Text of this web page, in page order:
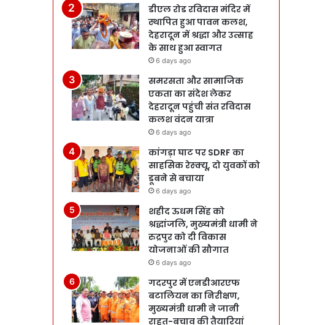
डीएल रोड रविदास मंदिर में
स्थापित हुआ पावन कलश,
देहरादून में श्रद्धा और उत्साह
के साथ हुआ स्वागत
6 days ago
समरसता और सामाजिक
एकता का संदेश लेकर
देहरादून पहुंची संत रविदास
कलश वंदन यात्रा
6 days ago
कांगड़ा घाट पर SDRF का
साहसिक रेस्क्यू, दो युवकों को
डूबने से बचाया
6 days ago
शहीद ऊधम सिंह को
श्रद्धांजलि, मुख्यमंत्री धामी ने
रुद्रपुर को दी विकास
योजनाओं की सौगात
6 days ago
गदरपुर में एनडीआरएफ
बटालियन का निरीक्षण,
मुख्यमंत्री धामी ने जानी
राहत-बचाव की तैयारियां